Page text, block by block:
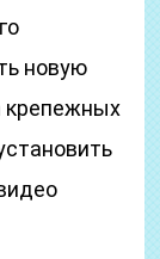
новую
крепежных